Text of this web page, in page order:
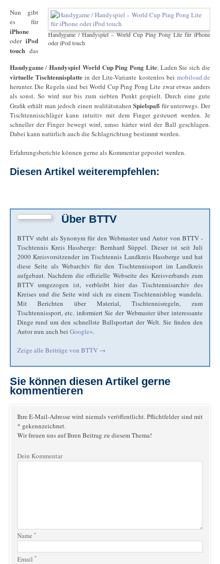
Handygame / Handyspiel – World Cup Ping Pong Lite für iPhone
oder iPod touch
Nun gibt
es für
iPhone
oder iPod
touchdas
Handygame/Handyspiel World Cup Ping Pong Lite. Laden Sie sich die
virtuelle Tischtennisplattein der Lite-Variante kostenlos beimobiload.de
herunter. Die Regeln sind bei World Cup Ping Pong Lite zwar etwas anders
als sonst. So wird nur bis zum siebten Punkt gespielt. Durch eine gute
Grafik erhält man jedoch einen realitätsnahenSpielspaß für unterwegs. Der
Tischtennisschläger kann intuitiv mit dem Finger gesteuert werden. Je
schneller der Finger bewegt wird, umso härter wird der Ball geschlagen.
Dabei kann natürlich auch die Schlagrichtung bestimmt werden.
Erfahrungsberichte können gerne als Kommentar gepostet werden.
Diesen Artikel weiterempfehlen:
Über BTTV
BTTV steht als Synonym für den Webmaster und Autor von BTTV -
Tischtennis Kreis Hassberge: Bernhard Süppel. Dieser ist seit Juli
2000 Kreisvorsitzender im Tischtennis Landkreis Hassberge und hat
diese Seite als Webarchiv für den Tischtennissport im Landkreis
aufgebaut. Nachdem die offizielle Webseite des Kreisverbands zum
BTTV umgezogen ist, verbleibt hier das Tischtennisarchiv des
Kreises und die Seite wird sich zu einem Tischtennisblog wandeln.
Mit Berichten über Material, Tischtennisregeln, zum
Tischtennissport, etc. informiert Sie der Webmaster über interessante
Dinge rund um den schnellste Ballsportart der Welt. Sie finden den
Autor nun auch bei Google+.
Zeige alle Beiträge von BTTV →
Sie können diesen Artikel gerne
kommentieren
Ihre E-Mail-Adresse wird niemals veröffentlicht. Pflichtfelder sind mit
* gekennzeichnet.
Wir freuen uns auf Ihren Beitrag zu diesem Thema!
Dein Kommentar
Name *
Email *